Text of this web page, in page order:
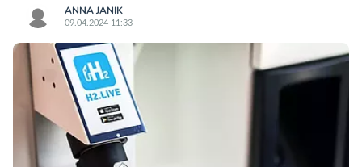
ANNA JANIK
09.04.2024 11:33